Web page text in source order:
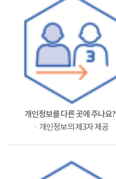
개인정보를 다른 곳에 주나요?
ㆍ개인정보의 제3자 제공